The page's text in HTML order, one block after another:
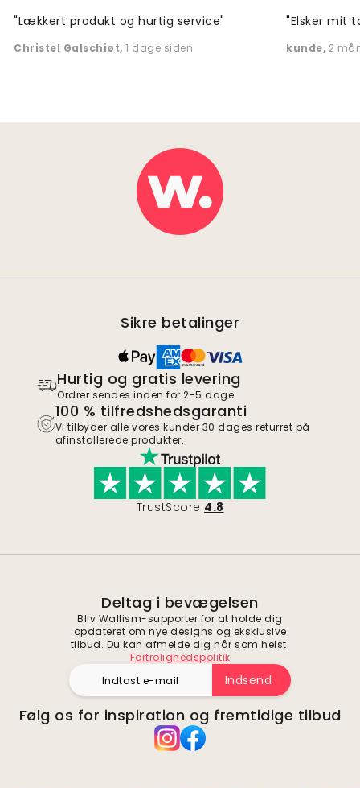
"Lækkert produkt og hurtig service"
Christel Galschiøt, 1 dage siden
"Elsker mit
kunde, 2
Sikre betalinger
Hurtig og gratis levering
Ordrer sendes inden for 2-5 dage.
100 % tilfredshedsgaranti
Vi tilbyder alle vores kunder 30 dages returret på
afinstallerede produkter.
TrustScore 4.8
Deltag i bevægelsen
Bliv Wallism-supporter for at holde dig
opdateret om nye designs og eksklusive
tilbud. Du kan afmelde dig når som helst.
Fortrolighedspolitik
Indsend
Følg os for inspiration og fremtidige tilbud